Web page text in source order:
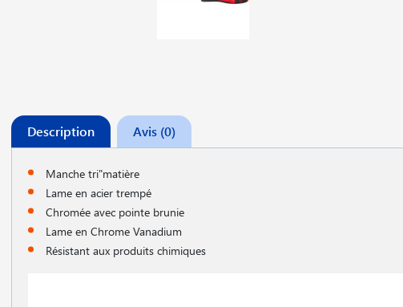
Description Avis (0)
Manche tri"matière
Lame en acier trempé
Chromée avec pointe brunie
Lame en Chrome Vanadium
Résistant aux produits chimiques